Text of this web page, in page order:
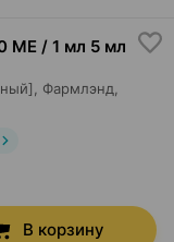
МЕ / 1 мл 5 мл
Фармлэнд,
В корзину